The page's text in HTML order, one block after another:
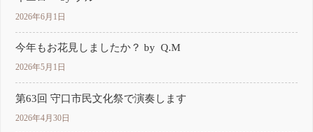
2026年6月1日
今年もお花見しましたか？ by Q.M
2026年5月1日
第63回 守口市民文化祭で演奏します
2026年4月30日